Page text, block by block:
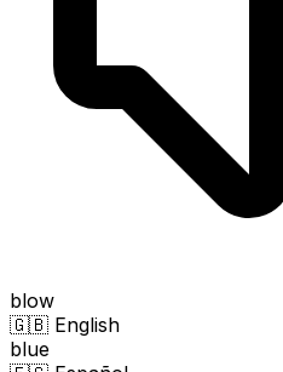
blow
🇬🇧 English
blue